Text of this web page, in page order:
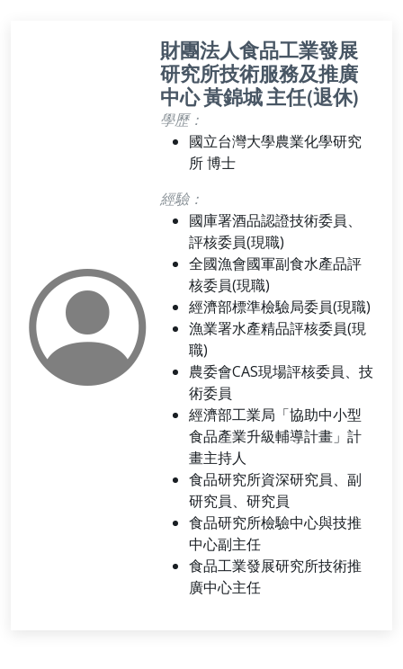
財團法人食品工業發展
研究所技術服務及推廣
中心 黃錦城 主任(退休)
學歷：
國立台灣大學農業化學研究
所 博士
經驗：
國庫署酒品認證技術委員、
評核委員(現職)
全國漁會國軍副食水產品評
核委員(現職)
經濟部標準檢驗局委員(現職)
漁業署水產精品評核委員(現
職)
農委會CAS現場評核委員、技
術委員
經濟部工業局「協助中小型
食品產業升級輔導計畫」計
畫主持人
食品研究所資深研究員、副
研究員、研究員
食品研究所檢驗中心與技推
中心副主任
食品工業發展研究所技術推
廣中心主任